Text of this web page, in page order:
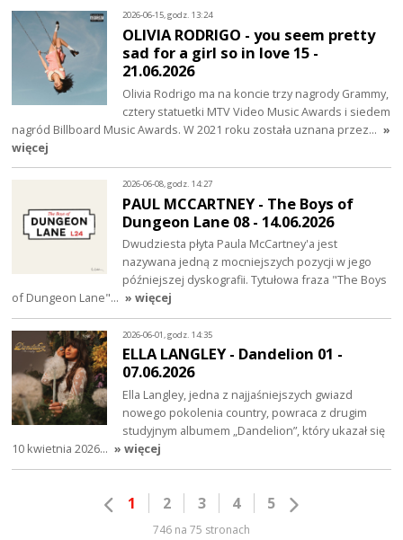
2026-06-15, godz. 13:24
OLIVIA RODRIGO - you seem pretty
sad for a girl so in love 15 -
21.06.2026
Olivia Rodrigo ma na koncie trzy nagrody Grammy,
cztery statuetki MTV Video Music Awards i siedem
nagród Billboard Music Awards. W 2021 roku została uznana przez… »
więcej
2026-06-08, godz. 14:27
PAUL MCCARTNEY - The Boys of
Dungeon Lane 08 - 14.06.2026
Dwudziesta płyta Paula McCartney'a jest
nazywana jedną z mocniejszych pozycji w jego
późniejszej dyskografii. Tytułowa fraza "The Boys
of Dungeon Lane"… » więcej
2026-06-01, godz. 14:35
ELLA LANGLEY - Dandelion 01 -
07.06.2026
Ella Langley, jedna z najjaśniejszych gwiazd
nowego pokolenia country, powraca z drugim
studyjnym albumem „Dandelion”, który ukazał się
10 kwietnia 2026… » więcej
1 2 3 4 5
746 na 75 stronach